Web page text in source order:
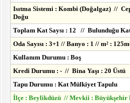
Isıtma Sistemi : Kombi (Doğalgaz) //
Doğu
Toplam Kat Saysı : 12 // Bulunduğu
Oda Sayısı : 3+1 // Banyo : 1 // m² :
Kullanım Durumu : Boş
Kredi Durumu : - // Bina Yaşı : 20 Üstü
Tapu Durumu : Kat Mülkiyet Tapulu
İlçe : Beylikdüzü // Mevkii : Büyükşehir